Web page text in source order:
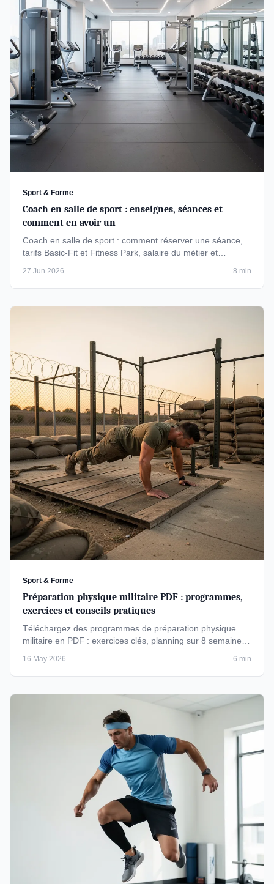
Sport & Forme
Coach en salle de sport : enseignes, séances et
comment en avoir un
Coach en salle de sport : comment réserver une séance,
tarifs Basic-Fit et Fitness Park, salaire du métier et
27 Jun 2026 8 min
Sport & Forme
Préparation physique militaire PDF : programmes,
exercices et conseils pratiques
Téléchargez des programmes de préparation physique
militaire en PDF : exercices clés, planning sur 8 semaines
16 May 2026 6 min